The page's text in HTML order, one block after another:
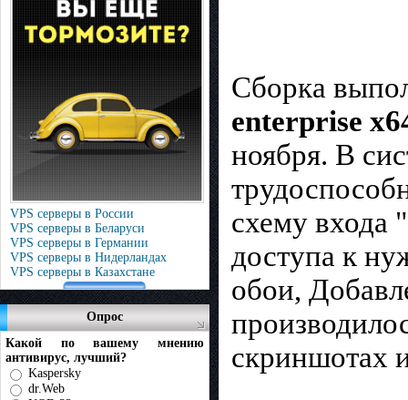
VPS серверы в России
VPS серверы в Беларуси
VPS серверы в Германии
VPS серверы в Нидерландах
VPS серверы в Казахстане
Опрос
Какой по вашему мнению
антивирус, лучший?
Kaspersky
dr.Web
Сборка
enterprise
ноября. В
схему входа
доступа к
обои,
скриншотах